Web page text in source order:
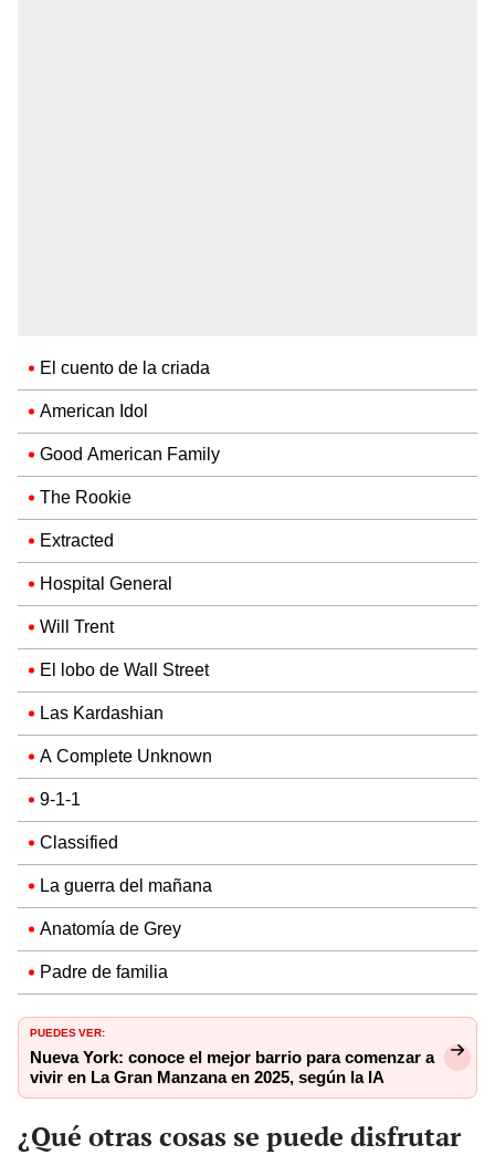
El cuento de la criada
American Idol
Good American Family
The Rookie
Extracted
Hospital General
Will Trent
El lobo de Wall Street
Las Kardashian
A Complete Unknown
9-1-1
Classified
La guerra del mañana
Anatomía de Grey
Padre de familia
PUEDES VER:
Nueva York: conoce el mejor barrio para comenzar a
vivir en La Gran Manzana en 2025, según la IA
¿Qué otras cosas se puede disfrutar